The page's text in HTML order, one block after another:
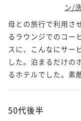
ン/
母との旅行で利用さ
るラウンジでのコー
スに、こんなにサー
した。泊まるだけの
るホテルでした。素
50代後半